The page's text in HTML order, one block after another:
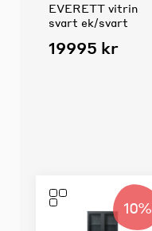
EVERETT vitrin
svart ek/svart
19995 kr
10%